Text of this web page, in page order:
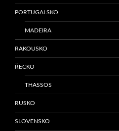
PORTUGALSKO
MADEIRA
RAKOUSKO
ŘECKO
THASSOS
RUSKO
SLOVENSKO